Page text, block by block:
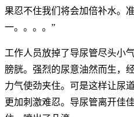
果忍不住我们将会加倍补水。
一。。。。”
工作人员放掉了导尿管尽头小
膀胱。强烈的尿意油然而生，
力气使劲夹住。可是这样让尿
更加刺激难忍。导尿管离开佳